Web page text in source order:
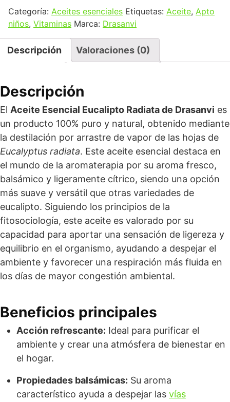
Categoría: Aceites esenciales Etiquetas: Aceite, Apto
niños, Vitaminas Marca: Drasanvi
Descripción Valoraciones (0)
Descripción
El Aceite Esencial Eucalipto Radiata de Drasanvi es
un producto 100% puro y natural, obtenido mediante
la destilación por arrastre de vapor de las hojas de
Eucalyptus radiata. Este aceite esencial destaca en
el mundo de la aromaterapia por su aroma fresco,
balsámico y ligeramente cítrico, siendo una opción
más suave y versátil que otras variedades de
eucalipto. Siguiendo los principios de la
fitosociología, este aceite es valorado por su
capacidad para aportar una sensación de ligereza y
equilibrio en el organismo, ayudando a despejar el
ambiente y favorecer una respiración más fluida en
los días de mayor congestión ambiental.
Beneficios principales
Acción refrescante: Ideal para purificar el
ambiente y crear una atmósfera de bienestar en
el hogar.
Propiedades balsámicas: Su aroma
característico ayuda a despejar las vías